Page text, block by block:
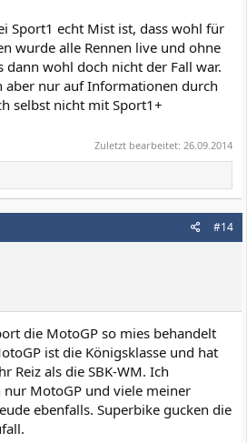
Sport1 echt Mist ist, dass wohl für
wurde alle Rennen live und ohne
dann wohl doch nicht der Fall war.
aber nur auf Informationen durch
selbst nicht mit Sport1+
Zuletzt bearbeitet: 26.09.2014
#14
die MotoGP so mies behandelt
ist die Königsklasse und hat
Reiz als die SBK-WM. Ich
nur MotoGP und viele meiner
ebenfalls. Superbike gucken die